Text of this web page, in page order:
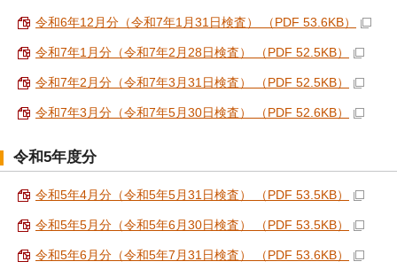
令和6年12月分（令和7年1月31日検査） （PDF 53.6KB）
令和7年1月分（令和7年2月28日検査） （PDF 52.5KB）
令和7年2月分（令和7年3月31日検査） （PDF 52.5KB）
令和7年3月分（令和7年5月30日検査） （PDF 52.6KB）
令和5年度分
令和5年4月分（令和5年5月31日検査） （PDF 53.5KB）
令和5年5月分（令和5年6月30日検査） （PDF 53.5KB）
令和5年6月分（令和5年7月31日検査） （PDF 53.6KB）